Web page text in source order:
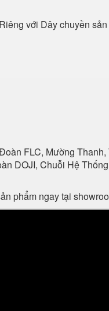
với Dây chuyền
FLC, Mường
DOJI, Chuỗi Hệ
phẩm ngay tại